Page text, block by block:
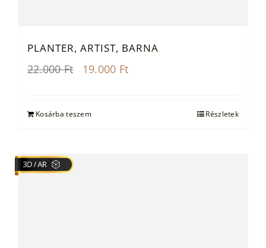
PLANTER, ARTIST, BARNA
22.000Ft
Original
22.000 Ft.
19.000 Ft
Kosárba teszem Részletek